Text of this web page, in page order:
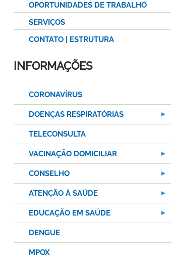
OPORTUNIDADES DE TRABALHO
SERVIÇOS
CONTATO | ESTRUTURA
INFORMAÇÕES
CORONAVÍRUS
DOENÇAS RESPIRATÓRIAS
TELECONSULTA
VACINAÇÃO DOMICILIAR
CONSELHO
ATENÇÃO À SAÚDE
EDUCAÇÃO EM SAÚDE
DENGUE
MPOX